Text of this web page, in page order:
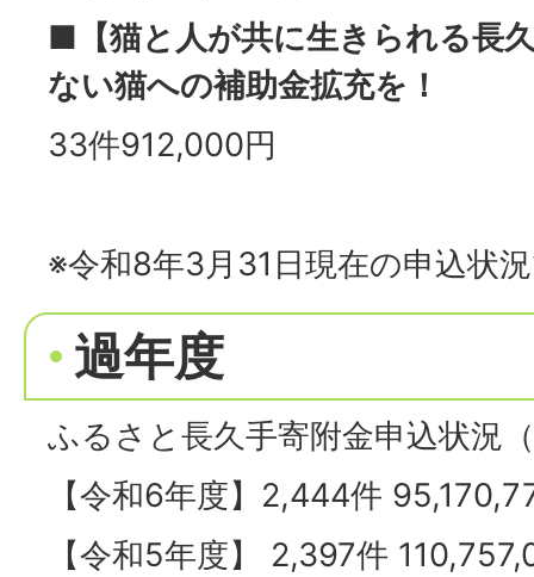
■【猫と人が共に生きられる長
ない猫への補助金拡充を！
33件912,000円
※令和8年3月31日現在の申込状
過年度
ふるさと長久手寄附金申込状況
【令和6年度】2,444件
【令和5年度】 2,397件